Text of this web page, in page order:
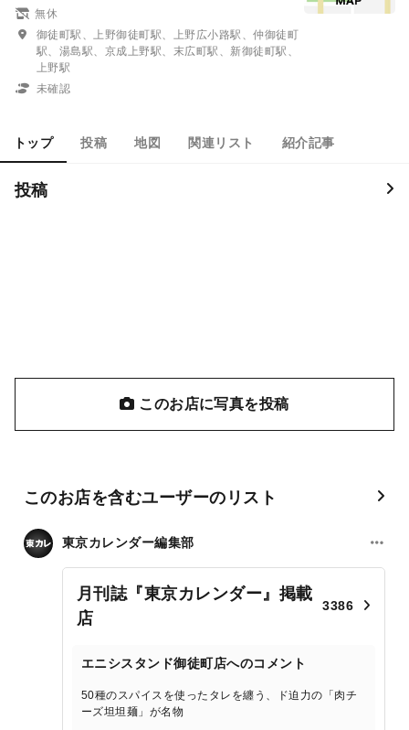
無休
御徒町駅、上野御徒町駅、上野広小路駅、仲御徒町
駅、湯島駅、京成上野駅、末広町駅、新御徒町駅、
上野駅
未確認
トップ 投稿 地図 関連リスト 紹介記事
投稿
このお店に写真を投稿
このお店を含むユーザーのリスト
東京カレンダー編集部
月刊誌『東京カレンダー』掲載
店
3386
エニシスタンド御徒町店へのコメント
50種のスパイスを使ったタレを纏う、ド迫力の「肉チ
ーズ坦坦麺」が名物